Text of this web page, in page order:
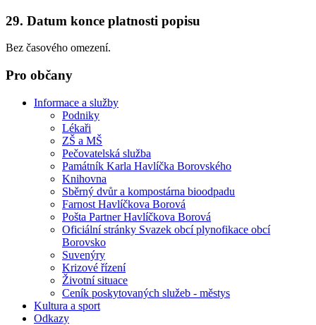
29. Datum konce platnosti popisu
Bez časového omezení.
Pro občany
Informace a služby
Podniky
Lékaři
ZŠ a MŠ
Pečovatelská služba
Památník Karla Havlíčka Borovského
Knihovna
Sběrný dvůr a kompostárna bioodpadu
Farnost Havlíčkova Borová
Pošta Partner Havlíčkova Borová
Oficiální stránky Svazek obcí plynofikace obcí
Borovsko
Suvenýry
Krizové řízení
Životní situace
Ceník poskytovaných služeb - městys
Kultura a sport
Odkazy